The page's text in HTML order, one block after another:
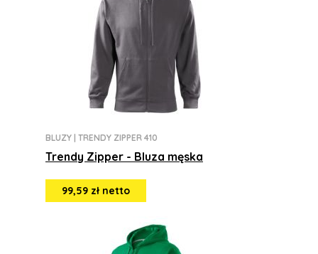
BLUZY TRENDY ZIPPER 410
Trendy Zipper - Bluza męska
99,59 zł netto